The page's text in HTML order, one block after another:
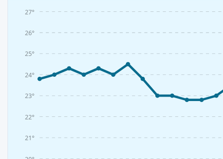
21°
22°
23°
24°
25°
26°
27°